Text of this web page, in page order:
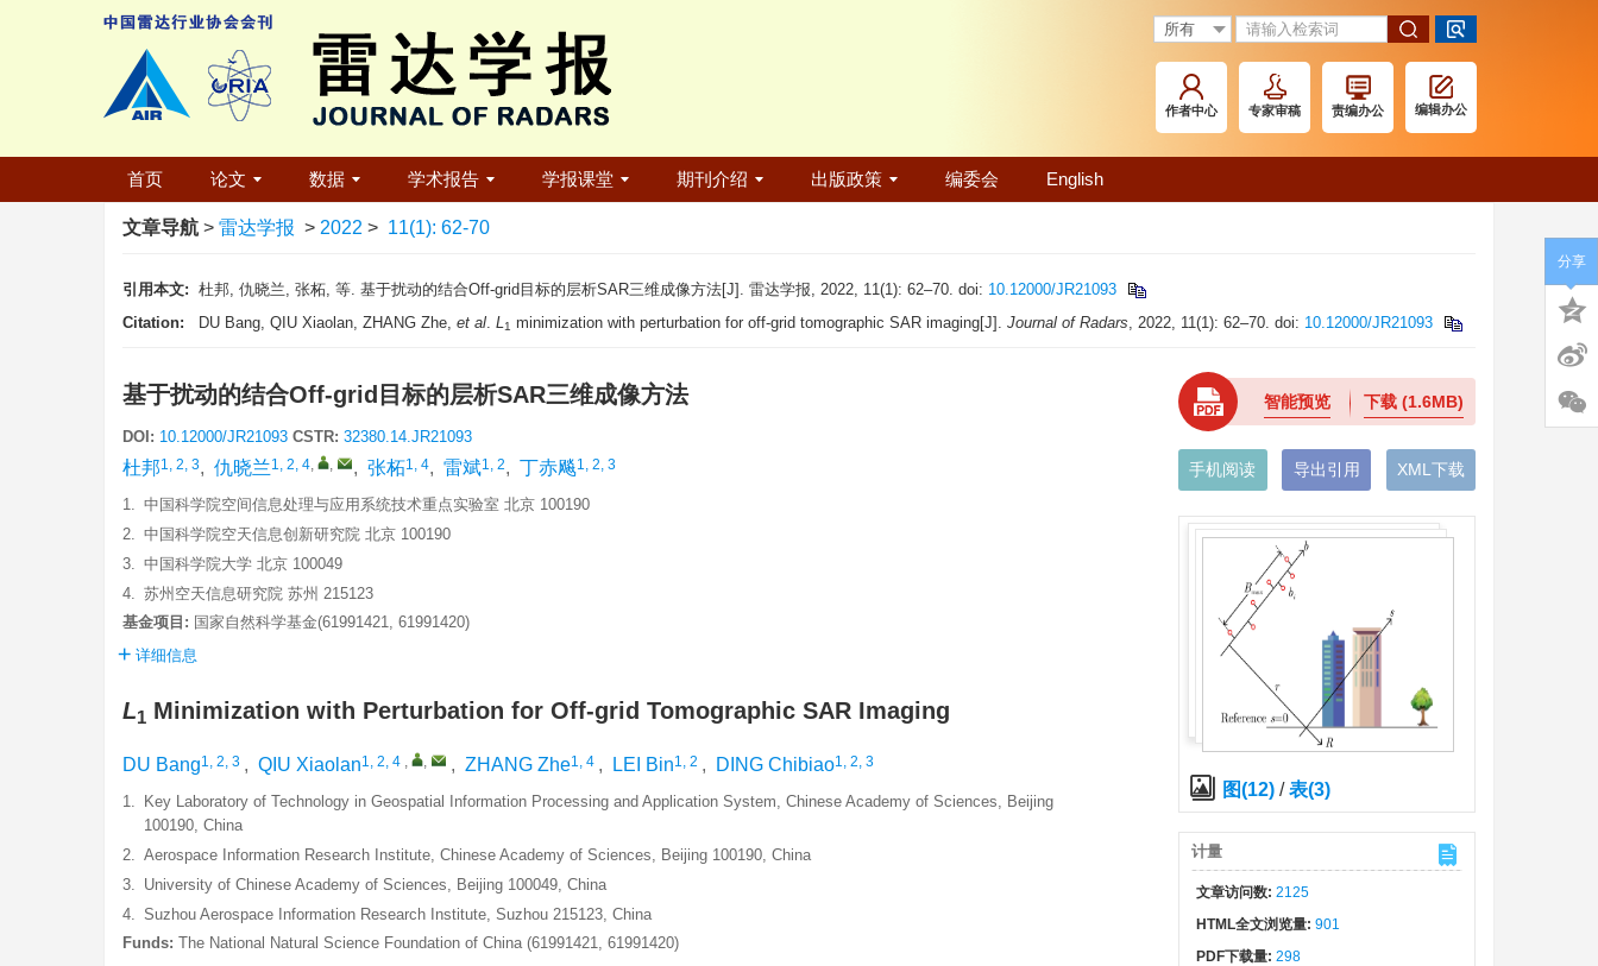
作者中心 专家审稿 责编办公 编辑办公
首页 论文 数据 学术报告 学报课堂 期刊介绍 出版政策 编委会 English
文章导航 > 雷达学报 > 2022 > 11(1): 62-70
引用本文: 杜邦, 仇晓兰, 张柘, 等. 基于扰动的结合Off-grid目标的层析SAR三维成像方法[J]. 雷达学报, 2022, 11(1): 62–70. doi: 10.12000/JR21093
Citation:
DU Bang, QIU Xiaolan, ZHANG Zhe, et al. L1 minimization with perturbation for off-grid tomographic SAR imaging[J]. Journal of Radars, 2022, 11(1): 62–70. doi: 10.12000/JR21093
基于扰动的结合Off-grid目标的层析SAR三维成像方法
DOI: 10.12000/JR21093 CSTR: 32380.14.JR21093
杜邦1, 2, 3, 仇晓兰1, 2, 4, , , 张柘1, 4, 雷斌1, 2, 丁赤飚1, 2, 3
1. 中国科学院空间信息处理与应用系统技术重点实验室 北京 100190
2. 中国科学院空天信息创新研究院 北京 100190
3. 中国科学院大学 北京 100049
4. 苏州空天信息研究院 苏州 215123
基金项目: 国家自然科学基金(61991421, 61991420)
详细信息
L1 Minimization with Perturbation for Off-grid Tomographic SAR Imaging
DU Bang1, 2, 3 , QIU Xiaolan1, 2, 4 , , , ZHANG Zhe1, 4 , LEI Bin1, 2 , DING Chibiao1, 2, 3
1.
Key Laboratory of Technology in Geospatial Information Processing and Application System, Chinese Academy of Sciences, Beijing
100190, China
2. Aerospace Information Research Institute, Chinese Academy of Sciences, Beijing 100190, China
3. University of Chinese Academy of Sciences, Beijing 100049, China
4. Suzhou Aerospace Information Research Institute, Suzhou 215123, China
Funds: The National Natural Science Foundation of China (61991421, 61991420)
智能预览 下载 (1.6MB)
手机阅读 导出引用 XML下载
图(12)/表(3)
计量
文章访问数: 2125
HTML全文浏览量: 901
PDF下载量: 298
分享